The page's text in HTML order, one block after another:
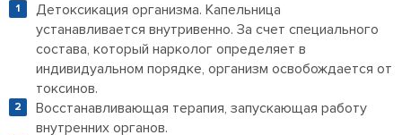
Детоксикация организма. Капельница
устанавливается внутривенно. За счет специального
состава, который нарколог определяет в
индивидуальном порядке, организм освобождается от
токсинов.
Восстанавливающая терапия, запускающая работу
внутренних органов.